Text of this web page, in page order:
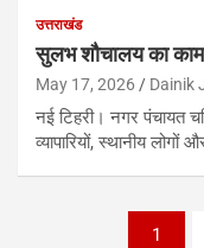
उत्तराखंड
सुलभ शौचालय का
May 17, 2026 Dainik
नई टिहरी। नगर पंचायत
व्यापारियों, स्थानीय लोगों
1